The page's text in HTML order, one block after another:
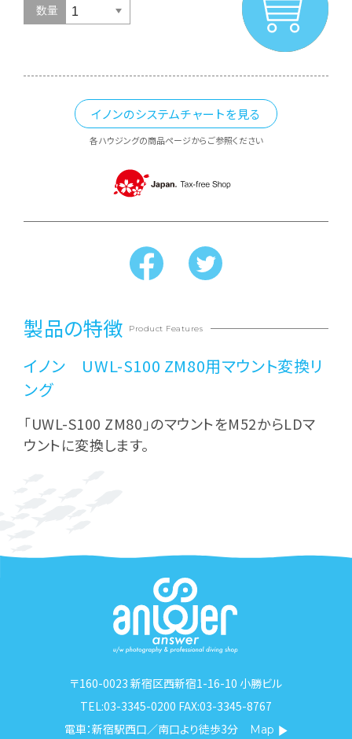
数量
イノンのシステムチャートを見る
各ハウジングの商品ページからご参照ください
製品の特徴 Product Features
イノン UWL-S100 ZM80用マウント変換リ
ング
「UWL-S100 ZM80」のマウントをM52からLDマ
ウントに変換します。
〒160-0023 新宿区西新宿1-16-10 小勝ビル
TEL:03-3345-0200 FAX:03-3345-8767
電車：新宿駅西口／南口より徒歩3分
Map